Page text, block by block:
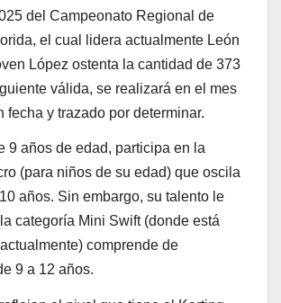
del Campeonato Regional de
el cual lidera actualmente León
López ostenta la cantidad de 373
válida, se realizará en el mes
fecha y trazado por determinar.
9 años de edad, participa en la
(para niños de su edad) que oscila
años. Sin embargo, su talento le
categoría Mini Swift (donde está
comprende de
9 a 12 años.